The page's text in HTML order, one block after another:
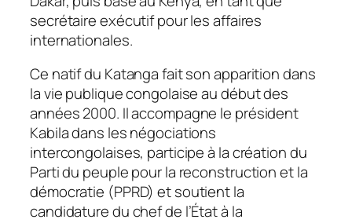
secrétaire exécutif pour les affaires
internationales.
Ce natif du Katanga fait son apparition dans
la vie publique congolaise au début des
années 2000. Il accompagne le président
Kabila dans les négociations
intercongolaises, participe à la création du
Parti du peuple pour la reconstruction et la
démocratie (PPRD) et soutient la
candidature du chef de l’État à la